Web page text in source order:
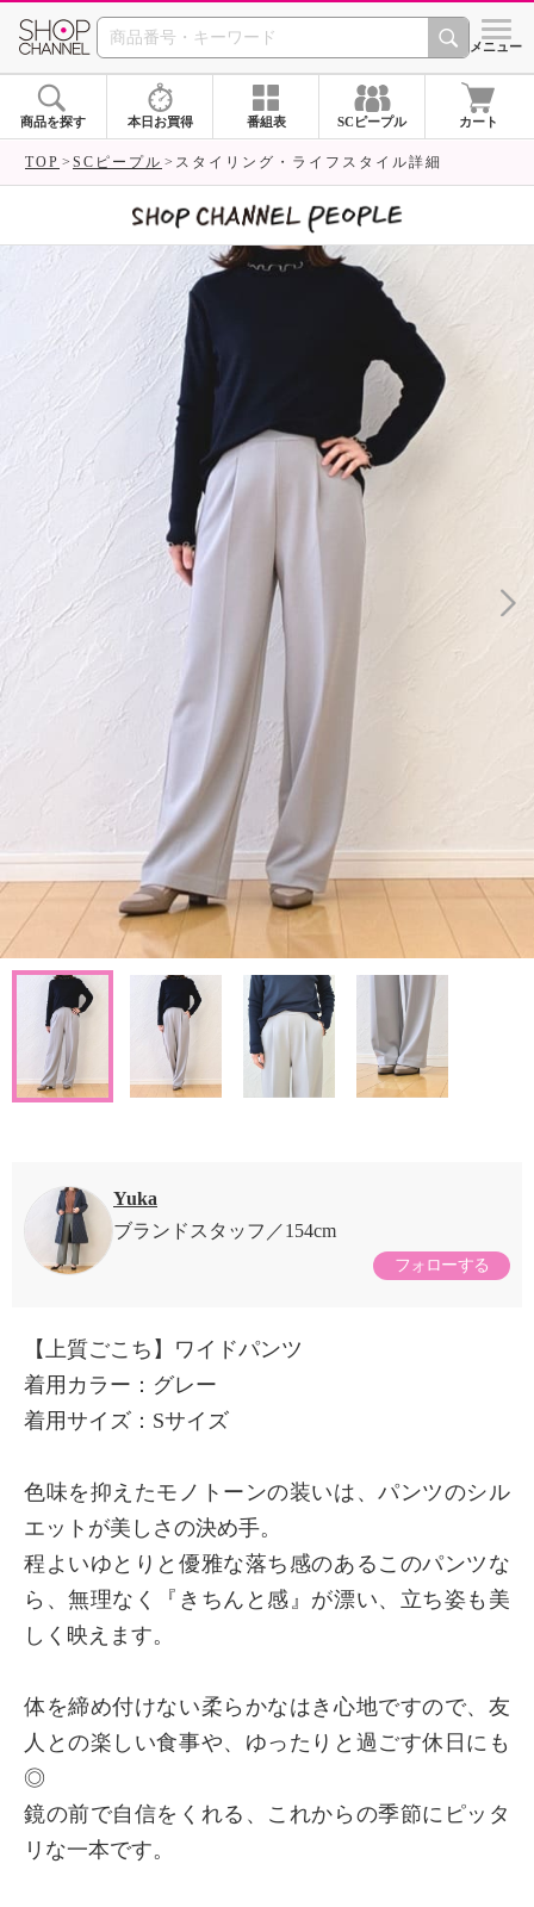
SHOP CHANNEL シメニュー
商品を探す 本日お買得 番組表 SCピープル カート
TOP SCピープル スタイリング・ライフスタイル詳細
Yuka
ブランドスタッフ
154cm
フォローする
【上質ごこち】ワイドパンツ
着用カラー：グレー
着用サイズ：Sサイズ
色味を抑えたモノトーンの装いは、パンツのシル
エットが美しさの決め手。
程よいゆとりと優雅な落ち感のあるこのパンツな
ら、無理なく『きちんと感』が漂い、立ち姿も美
しく映えます。
体を締め付けない柔らかなはき心地ですので、友
人との楽しい食事や、ゆったりと過ごす休日にも
◎
鏡の前で自信をくれる、これからの季節にピッタ
リな一本です。